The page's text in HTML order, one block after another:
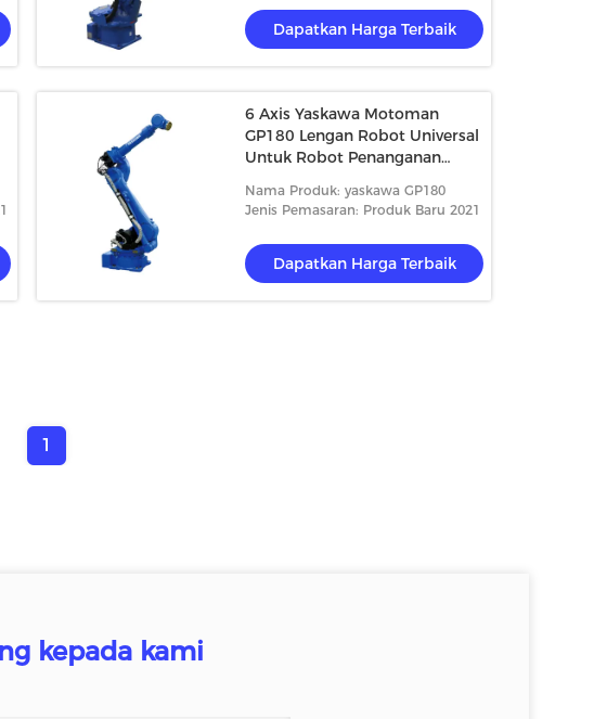
Dapatkan Harga Terbaik
6 Axis Yaskawa Motoman
GP180 Lengan Robot Universal
Untuk Robot Penanganan
Nama Produk: yaskawa GP180
Jenis Pemasaran: Produk Baru 2021
Dapatkan Harga Terbaik
1
kepada kami